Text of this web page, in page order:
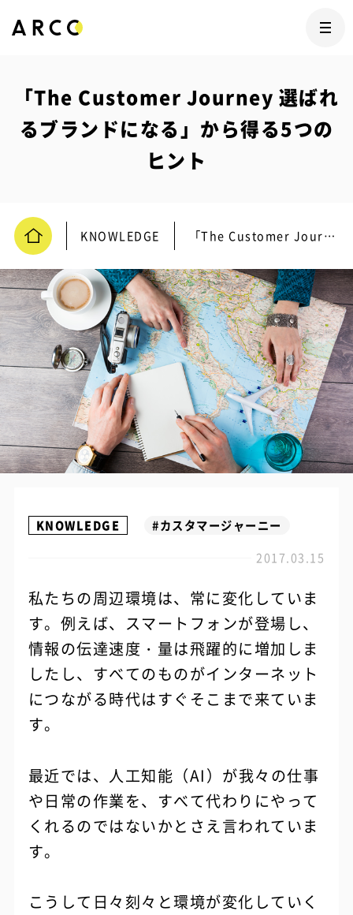
「The Customer Journey 選ばれ
るブランドになる」から得る5つの
ヒント
KNOWLEDGE 「The Customer Journey 選ばれるブランドになる」から得る5つのヒント
KNOWLEDGE
#カスタマージャーニー
2017.03.15
私たちの周辺環境は、常に変化していま
す。例えば、スマートフォンが登場し、
情報の伝達速度・量は飛躍的に増加しま
したし、すべてのものがインターネット
につながる時代はすぐそこまで来ていま
す。
最近では、人工知能（AI）が我々の仕事
や日常の作業を、すべて代わりにやって
くれるのではないかとさえ言われていま
す。
こうして日々刻々と環境が変化していく